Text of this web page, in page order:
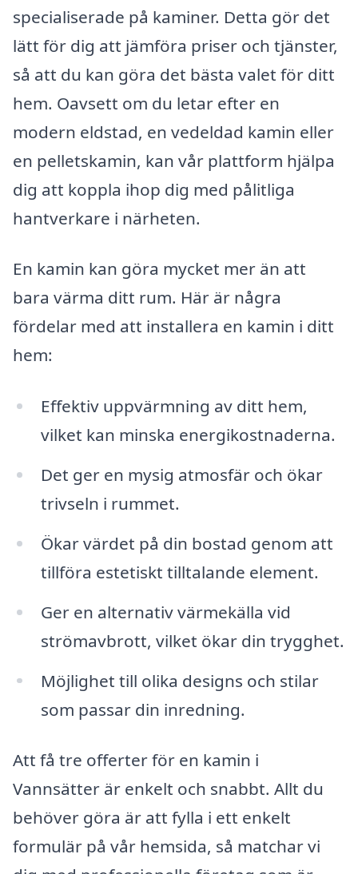
specialiserade på kaminer. Detta gör det
lätt för dig att jämföra priser och tjänster,
så att du kan göra det bästa valet för ditt
hem. Oavsett om du letar efter en
modern eldstad, en vedeldad kamin eller
en pelletskamin, kan vår plattform hjälpa
dig att koppla ihop dig med pålitliga
hantverkare i närheten.
En kamin kan göra mycket mer än att
bara värma ditt rum. Här är några
fördelar med att installera en kamin i ditt
hem:
Effektiv uppvärmning av ditt hem,
vilket kan minska energikostnaderna.
Det ger en mysig atmosfär och ökar
trivseln i rummet.
Ökar värdet på din bostad genom att
tillföra estetiskt tilltalande element.
Ger en alternativ värmekälla vid
strömavbrott, vilket ökar din trygghet.
Möjlighet till olika designs och stilar
som passar din inredning.
Att få tre offerter för en kamin i
Vannsätter är enkelt och snabbt. Allt du
behöver göra är att fylla i ett enkelt
formulär på vår hemsida, så matchar vi